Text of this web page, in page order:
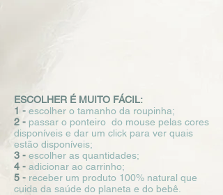
ESCOLHER É MUITO FÁCIL:
1 - escolher o tamanho da roupinha;
2 - passar o ponteiro do mouse pelas cores
disponíveis e dar um click para ver quais
estão disponíveis;
3 - escolher as quantidades;
4 - adicionar ao carrinho;
5 - receber um produto 100% natural que
cuida da saúde do planeta e do bebê.